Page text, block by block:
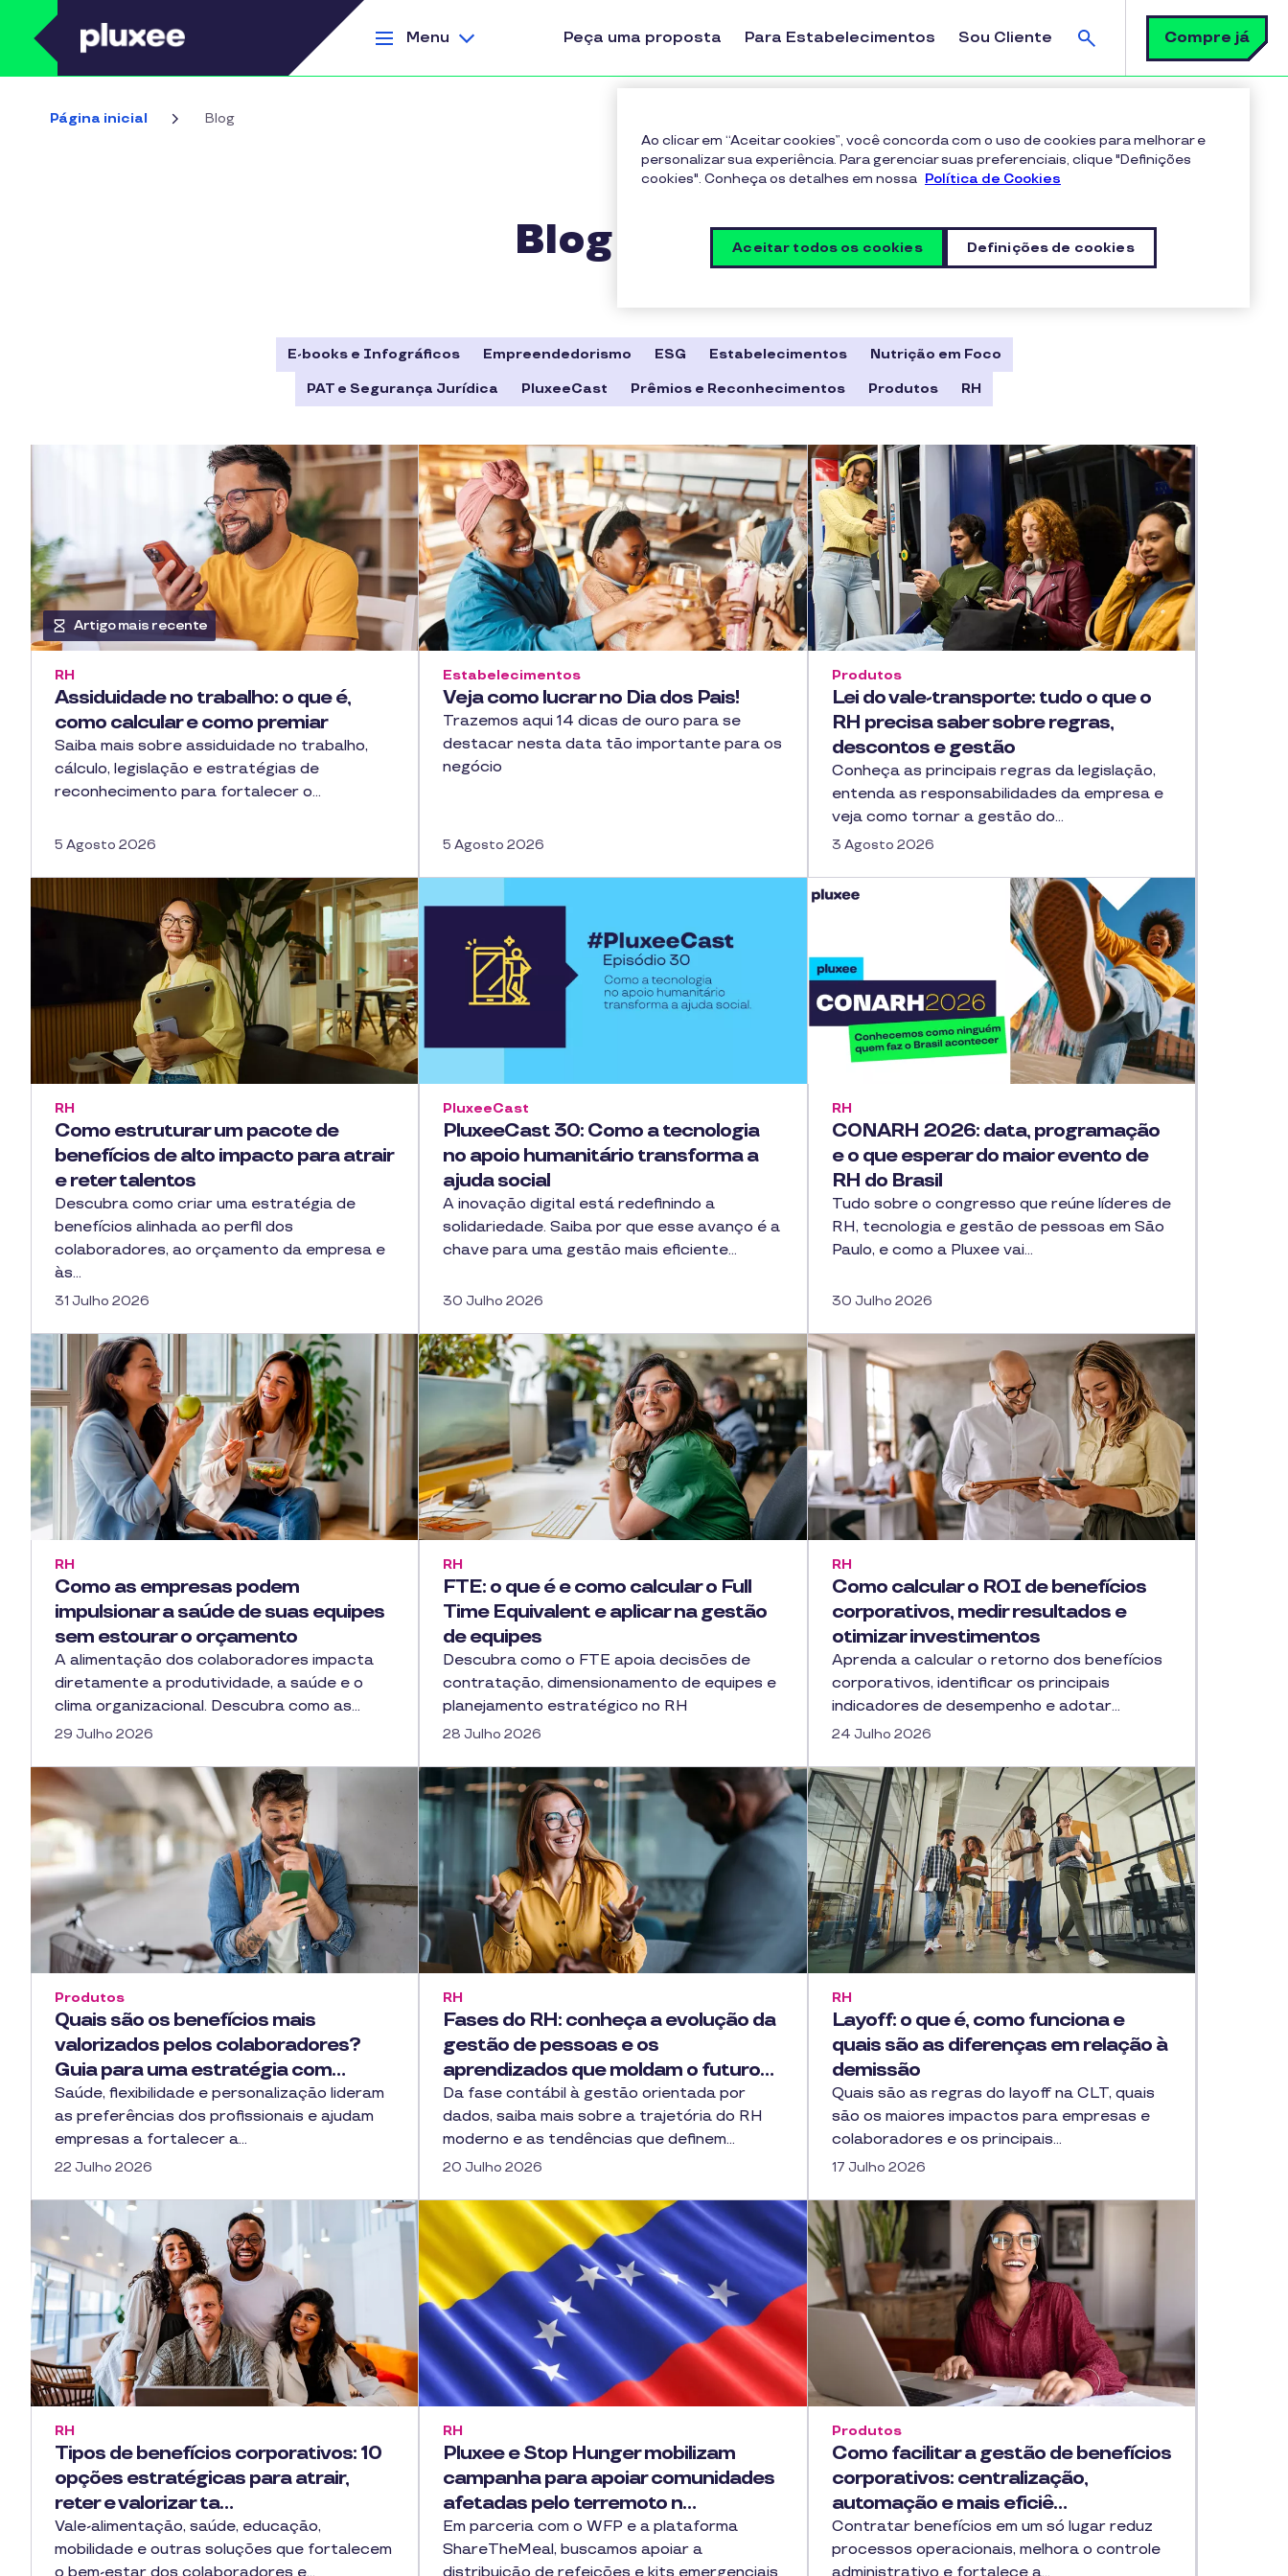
Pular para o conteúdo principal
Menu
Peça uma proposta Para Estabelecimentos Sou Cliente
Busca
Compre já
Página inicial Blog
Blog Pluxee
E-books e Infográficos Empreendedorismo ESG Estabelecimentos Nutrição em Foco
PAT e Segurança Jurídica PluxeeCast Prêmios e Reconhecimentos Produtos RH
Artigo mais recente
Assiduidade no trabalho: o que é,
como calcular e como premiar
RH
Saiba mais sobre assiduidade no trabalho,
cálculo, legislação e estratégias de
reconhecimento para fortalecer o…
5 Agosto 2026
Veja como lucrar no Dia dos Pais!
Estabelecimentos
Trazemos aqui 14 dicas de ouro para se
destacar nesta data tão importante para os
negócio
5 Agosto 2026
Lei do vale-transporte: tudo o que o
RH precisa saber sobre regras,
descontos e gestão
Produtos
Conheça as principais regras da legislação,
entenda as responsabilidades da empresa e
veja como tornar a gestão do…
3 Agosto 2026
Como estruturar um pacote de
benefícios de alto impacto para atrair
e reter talentos
RH
Descubra como criar uma estratégia de
benefícios alinhada ao perfil dos
colaboradores, ao orçamento da empresa e
às…
31 Julho 2026
PluxeeCast 30: Como a tecnologia
no apoio humanitário transforma a
ajuda social
PluxeeCast
A inovação digital está redefinindo a
solidariedade. Saiba por que esse avanço é a
chave para uma gestão mais eficiente…
30 Julho 2026
CONARH 2026: data, programação
e o que esperar do maior evento de
RH do Brasil
RH
Tudo sobre o congresso que reúne líderes de
RH, tecnologia e gestão de pessoas em São
Paulo, e como a Pluxee vai…
30 Julho 2026
Como as empresas podem
impulsionar a saúde de suas equipes
sem estourar o orçamento
RH
A alimentação dos colaboradores impacta
diretamente a produtividade, a saúde e o
clima organizacional. Descubra como as…
29 Julho 2026
FTE: o que é e como calcular o Full
Time Equivalent e aplicar na gestão
de equipes
RH
Descubra como o FTE apoia decisões de
contratação, dimensionamento de equipes e
planejamento estratégico no RH
28 Julho 2026
Como calcular o ROI de benefícios
corporativos, medir resultados e
otimizar investimentos
RH
Aprenda a calcular o retorno dos benefícios
corporativos, identificar os principais
indicadores de desempenho e adotar…
24 Julho 2026
Quais são os benefícios mais
valorizados pelos colaboradores?
Guia para uma estratégia com…
Produtos
Saúde, flexibilidade e personalização lideram
as preferências dos profissionais e ajudam
empresas a fortalecer a…
22 Julho 2026
Fases do RH: conheça a evolução da
gestão de pessoas e os
aprendizados que moldam o futuro…
RH
Da fase contábil à gestão orientada por
dados, saiba mais sobre a trajetória do RH
moderno e as tendências que definem…
20 Julho 2026
Layoff: o que é, como funciona e
quais são as diferenças em relação à
demissão
RH
Quais são as regras do layoff na CLT, quais
são os maiores impactos para empresas e
colaboradores e os principais…
17 Julho 2026
Tipos de benefícios corporativos: 10
opções estratégicas para atrair,
reter e valorizar ta…
RH
Vale-alimentação, saúde, educação,
mobilidade e outras soluções que fortalecem
Pluxee e Stop Hunger mobilizam
campanha para apoiar comunidades
afetadas pelo terremoto n…
RH
Em parceria com o WFP e a plataforma
ShareTheMeal, buscamos apoiar a
Como facilitar a gestão de benefícios
corporativos: centralização,
automação e mais eficiê…
Produtos
Contratar benefícios em um só lugar reduz
processos operacionais, melhora o controle
Ao clicar em “Aceitar cookies”, você concorda com o uso de cookies para melhorar e
personalizar sua experiência. Para gerenciar suas preferenciais, clique "Definições
cookies". Conheça os detalhes em nossa Política de Cookies
Definições de cookies
Aceitar todos os cookies